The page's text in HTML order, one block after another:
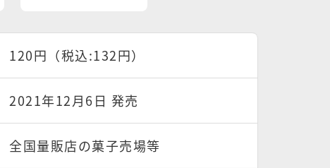
120円（税込:132円）
2021年12月6日 発売
全国量販店の菓子売場等